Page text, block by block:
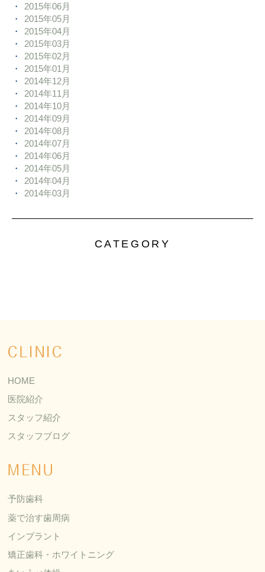
2015年06月
2015年05月
2015年04月
2015年03月
2015年02月
2015年01月
2014年12月
2014年11月
2014年10月
2014年09月
2014年08月
2014年07月
2014年06月
2014年05月
2014年04月
2014年03月
CATEGORY
CLINIC
HOME
医院紹介
スタッフ紹介
スタッフブログ
MENU
予防歯科
薬で治す歯周病
インプラント
矯正歯科・ホワイトニング